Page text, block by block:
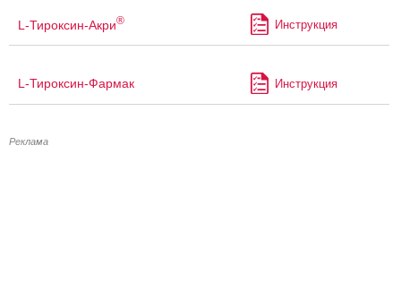
L-Тироксин-Акри® Инструкция
L-Тироксин-Фармак Инструкция
Реклама